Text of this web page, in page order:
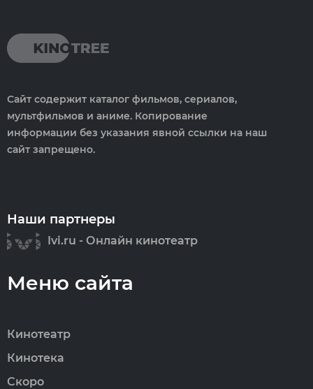
Сайт содержит каталог фильмов, сериалов,
мультфильмов и аниме. Копирование
информации без указания явной ссылки на наш
сайт запрещено.
Наши партнеры
Ivi.ru - Онлайн кинотеатр
Меню сайта
Кинотеатр
Кинотека
Скоро